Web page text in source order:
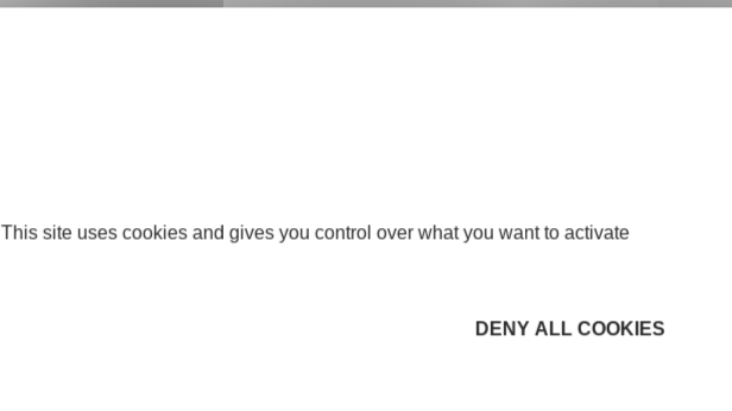
This site uses cookies and gives you control over what you want to activate
DENY ALL COOKIES